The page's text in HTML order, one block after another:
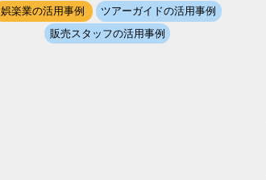
娯楽業の活用事例
ツアーガイドの活用事例
販売スタッフの活用事例